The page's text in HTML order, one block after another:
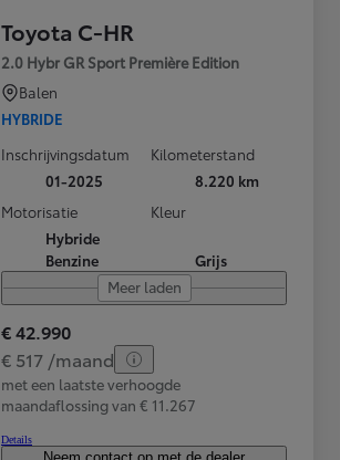
Toyota C-HR
2.0 Hybr GR Sport Première Edition
Balen
HYBRIDE
Inschrijvingsdatum
01-2025
Kilometerstand
8.220 km
Motorisatie
Hybride
Benzine
Kleur
Grijs
Meer laden
€ 42.990
€ 517 /maand
met een laatste verhoogde
maandaflossing van € 11.267
Details